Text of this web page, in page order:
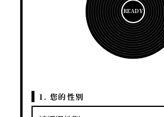
READY
1. 您的性別